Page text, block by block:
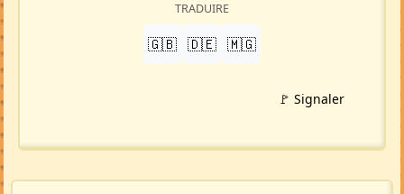
TRADUIRE
🇬🇧 🇩🇪 🇲🇬
🚩 Signaler